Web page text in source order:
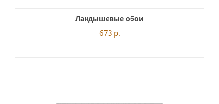
Ландышевые обои
673 р.